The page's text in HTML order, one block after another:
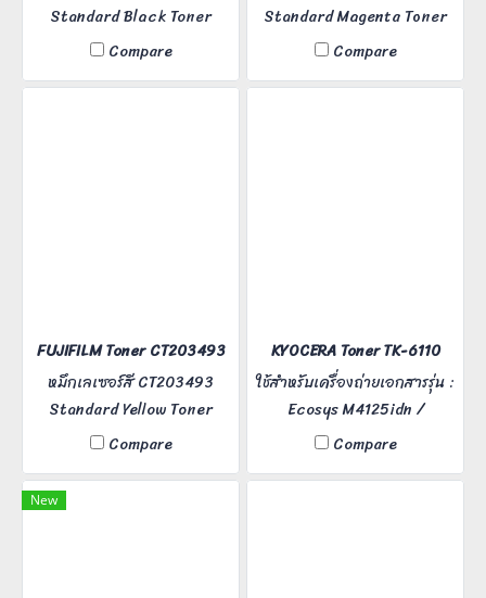
Standard Black Toner
Cartridge สีดำ ใช้กับเครื่องรุ่น
Compare
Standard Magenta Toner
Cartridge สีชมพู ใช้กับเครื่อง
Compare
FUJIFILM Toner CT203493
หมึกเลเซอร์สี CT203493
Standard Yellow Toner
Cartridge สีเหลือง ใช้กับเครื่อง
ApeosPrint C325dw
Compare
KYOCERA Toner TK-6110
ใช้สำหรับเครื่องถ่ายเอกสารรุ่น :
Ecosys M4125idn /
M4132idn
Compare
New